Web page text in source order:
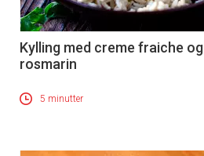
Kylling med creme fraiche og
rosmarin
5 minutter